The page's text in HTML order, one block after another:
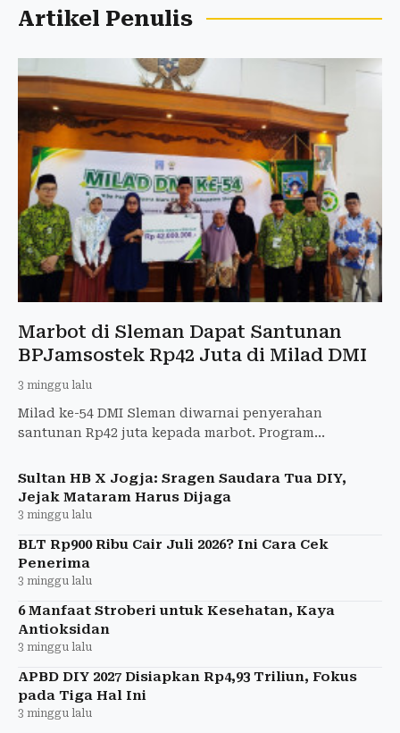
Artikel Penulis
Marbot di Sleman Dapat Santunan
BPJamsostek Rp42 Juta di Milad DMI
3 minggu lalu
Milad ke-54 DMI Sleman diwarnai penyerahan
santunan Rp42 juta kepada marbot. Program
Baznas, BSI, dan Pemkab Slem
Sultan HB X Jogja: Sragen Saudara Tua DIY,
Jejak Mataram Harus Dijaga
3 minggu lalu
BLT Rp900 Ribu Cair Juli 2026? Ini Cara Cek
Penerima
3 minggu lalu
6 Manfaat Stroberi untuk Kesehatan, Kaya
Antioksidan
3 minggu lalu
APBD DIY 2027 Disiapkan Rp4,93 Triliun, Fokus
pada Tiga Hal Ini
3 minggu lalu